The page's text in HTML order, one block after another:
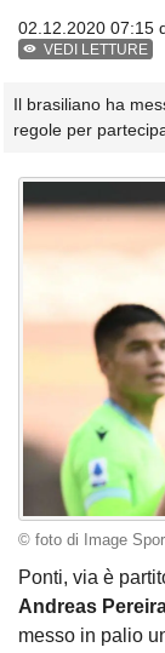
02.12.2020 07:15
VEDI LETTURE
Il brasiliano ha
regole per
© foto di Image
Ponti, via è
Andreas
messo in palio